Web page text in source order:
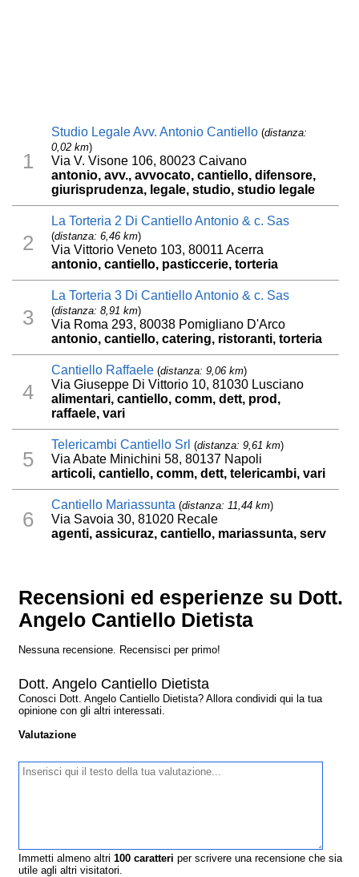
1
Studio Legale Avv. Antonio Cantiello (distanza:
0,02 km)
Via V. Visone 106, 80023 Caivano
antonio, avv., avvocato, cantiello, difensore,
giurisprudenza, legale, studio, studio legale
2
La Torteria 2 Di Cantiello Antonio & c. Sas
(distanza: 6,46 km)
Via Vittorio Veneto 103, 80011 Acerra
antonio, cantiello, pasticcerie, torteria
3
La Torteria 3 Di Cantiello Antonio & c. Sas
(distanza: 8,91 km)
Via Roma 293, 80038 Pomigliano D'Arco
antonio, cantiello, catering, ristoranti, torteria
4
Cantiello Raffaele (distanza: 9,06 km)
Via Giuseppe Di Vittorio 10, 81030 Lusciano
alimentari, cantiello, comm, dett, prod,
raffaele, vari
5
Telericambi Cantiello Srl (distanza: 9,61 km)
Via Abate Minichini 58, 80137 Napoli
articoli, cantiello, comm, dett, telericambi, vari
6
Cantiello Mariassunta (distanza: 11,44 km)
Via Savoia 30, 81020 Recale
agenti, assicuraz, cantiello, mariassunta, serv
Recensioni ed esperienze su Dott.
Angelo Cantiello Dietista
Nessuna recensione. Recensisci per primo!
Dott. Angelo Cantiello Dietista
Conosci Dott. Angelo Cantiello Dietista? Allora condividi qui la tua
opinione con gli altri interessati.
Valutazione
Immetti almeno altri100 caratteri per scrivere una recensione che sia
utile agli altri visitatori.